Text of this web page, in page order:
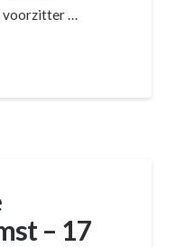
voorzitter …
– 17